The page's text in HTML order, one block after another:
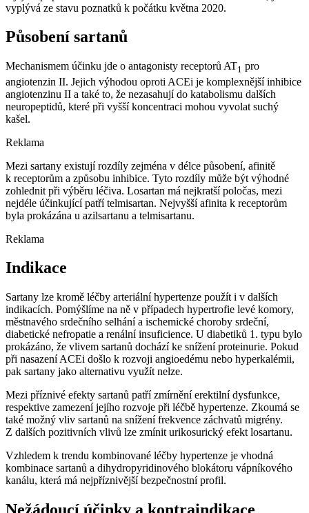
vyplývá ze stavu poznatků k počátku května 2020.
Působení sartanů
Mechanismem účinku jde o antagonisty receptorů AT1 pro
angiotenzin II. Jejich výhodou oproti ACEi je komplexnější inhibice
angiotenzinu II a také to, že nezasahují do katabolismu dalších
neuropeptidů, které při vyšší koncentraci mohou vyvolat suchý
kašel.
Reklama
Mezi sartany existují rozdíly zejména v délce působení, afinitě
k receptorům a způsobu inhibice. Tyto rozdíly může být výhodné
zohlednit při výběru léčiva. Losartan má nejkratší poločas, mezi
nejdéle účinkující patří telmisartan. Nejvyšší afinita k receptorům
byla prokázána u azilsartanu a telmisartanu.
Reklama
Indikace
Sartany lze kromě léčby arteriální hypertenze použít i v dalších
indikacích. Pomýšlíme na ně v případech hypertrofie levé komory,
městnavého srdečního selhání a ischemické choroby srdeční,
diabetické nefropatie a renální insuficience. U diabetiků 1. typu bylo
prokázáno, že vlivem sartanů dochází ke snížení proteinurie. Pokud
při nasazení ACEi došlo k rozvoji angioedému nebo hyperkalémii,
pak sartany jako alternativu využít nelze.
Mezi příznivé efekty sartanů patří zmírnění erektilní dysfunkce,
respektive zamezení jejího rozvoje při léčbě hypertenze. Zkoumá se
také možný vliv sartanů na snížení frekvence záchvatů migrény.
Z dalších pozitivních vlivů lze zmínit urikosurický efekt losartanu.
Vzhledem k trendu kombinované léčby hypertenze je vhodná
kombinace sartanů a dihydropyridinového blokátoru vápníkového
kanálu, která má nejpříznivější bezpečnostní profil.